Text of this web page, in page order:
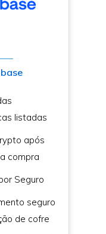
listadas
após
compra
Seguro
seguro
de cofre